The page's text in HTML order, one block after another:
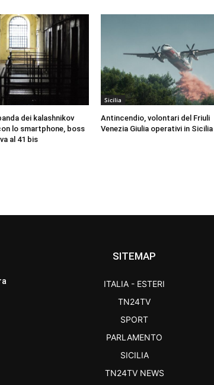
dei kalashnikov
lo smartphone, boss
al 41 bis
Sicilia
Antincendio, volontari del Friuli
Venezia Giulia operativi in Sicilia
SITEMAP
ITALIA - ESTERI
TN24TV
SPORT
PARLAMENTO
SICILIA
TN24TV NEWS